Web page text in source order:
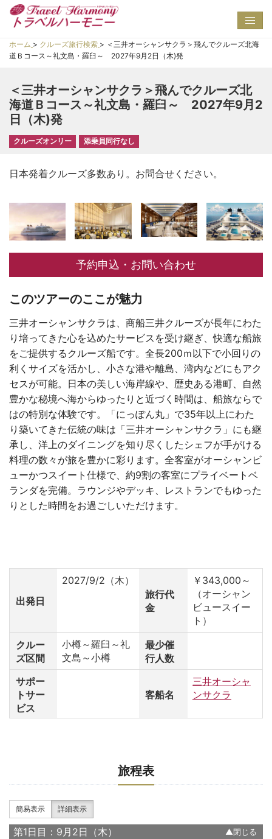
ホーム > クルーズ旅行検索 > ＜三井オーシャンサクラ＞飛んでクルーズ北海
道Ｂコース～礼文島・羅臼～ 2027年9月2日（木)発
＜三井オーシャンサクラ＞飛んでクルーズ北
海道Ｂコース～礼文島・羅臼～ 2027年9月2
日（木)発
クルーズオンリー 添乗員同行なし
日本発着クルーズ多数あり。お問合せください。
予約申込・お問い合わせ
このツアーのここが魅力
三井オーシャンサクラは、商船三井クルーズが長年にわた
り培ってきた心を込めたサービスを受け継ぎ、快適な船旅
をご提供するクルーズ船です。全長200ｍ以下で小回りの
利くサイズを活かし、小さな港や離島、湾内などにもアク
セスが可能。日本の美しい海岸線や、歴史ある港町、自然
豊かな秘境へ海からゆったりと近づく時間は、船旅ならで
はの特別な体験です。「にっぽん丸」で35年以上にわた
り築いてきた伝統の味は「三井オーシャンサクラ」にも継
承し、洋上のダイニングを知り尽くしたシェフが手がける
料理の数々が旅を豊かに彩ります。全客室がオーシャンビ
ューかつスイート仕様で、約9割の客室にプライベートベ
ランダを完備。ラウンジやデッキ、レストランでもゆった
りとした時間をお過ごしいただけます。
出発日
2027/9/2（木）
旅行代
金
￥343,000～
（オーシャン
ビュースイー
ト）
クルー
ズ区間
小樽～羅臼～礼
文島～小樽
最少催
行人数
サポー
トサー
ビス
客船名
三井オーシャ
ンサクラ
旅程表
簡易表示 詳細表示
第1日目：9月2日（木）